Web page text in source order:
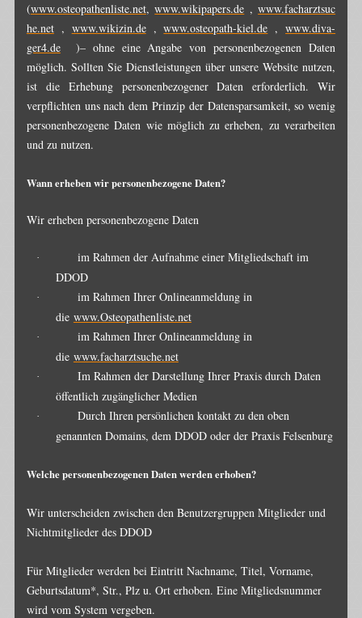
(www.osteopathenliste.net,www.wikipapers.de ,www.facharztsuc
he.net, www.wikizin.de,www.osteopath-kiel.de ,www.diva-
ger4.de)– ohne eine Angabe von personenbezogenen Daten
möglich. Sollten Sie Dienstleistungen über unsere Website nutzen,
ist die Erhebung personenbezogener Daten erforderlich. Wir
verpflichten uns nach dem Prinzip der Datensparsamkeit, so wenig
personenbezogene Daten wie möglich zu erheben, zu verarbeiten
und zu nutzen.
Wann erheben wir personenbezogene Daten?
Wir erheben personenbezogene Daten
·
im Rahmen der Aufnahme einer Mitgliedschaft im
DDOD
·
im Rahmen Ihrer Onlineanmeldung in
die www.Osteopathenliste.net
·
im Rahmen Ihrer Onlineanmeldung in
die www.facharztsuche.net
·
Im Rahmen der Darstellung Ihrer Praxis durch Daten
öffentlich zugänglicher Medien
·
Durch Ihren persönlichen kontakt zu den oben
genannten Domains, dem DDOD oder der Praxis Felsenburg
Welche personenbezogenen Daten werden erhoben?
Wir unterscheiden zwischen den Benutzergruppen Mitglieder und
Nichtmitglieder des DDOD
Für Mitglieder werden bei Eintritt Nachname, Titel, Vorname,
Geburtsdatum*, Str., Plz u. Ort erhoben. Eine Mitgliedsnummer
wird vom System vergeben.